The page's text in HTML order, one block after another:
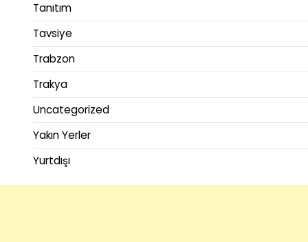
Tanıtım
Tavsiye
Trabzon
Trakya
Uncategorized
Yakın Yerler
Yurtdışı